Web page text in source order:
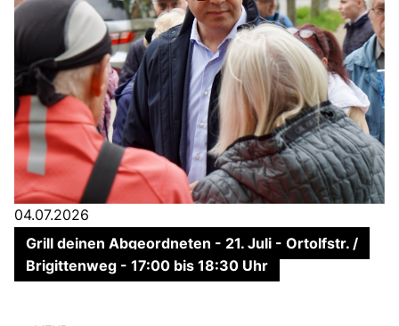
04.07.2026
Grill deinen Abgeordneten - 21. Juli - Ortolfstr. /
Brigittenweg - 17:00 bis 18:30 Uhr